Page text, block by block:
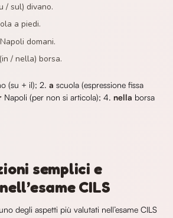
/ sul) divano.
a piedi.
domani.
/ nella) borsa.
(su + il); 2. a scuola (espressione fissa
Napoli (per non si articola); 4. nella borsa
semplici e
CILS
degli aspetti più valutati nell’esame CILS